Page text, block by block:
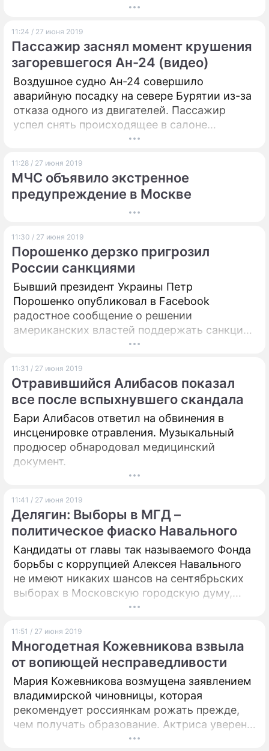
11:24 / 27 июня 2019
Пассажир заснял момент крушения
загоревшегося Ан-24 (видео)
Воздушное судно Ан-24 совершило
аварийную посадку на севере Бурятии из-за
отказа одного из двигателей. Пассажир
успел снять происходящее в салоне
самолета на камеру телефона.
11:28 / 27 июня 2019
МЧС объявило экстренное
предупреждение в Москве
11:30 / 27 июня 2019
Порошенко дерзко пригрозил
России санкциями
Бывший президент Украины Петр
Порошенко опубликовал в Facebook
радостное сообщение о решении
американских властей поддержать санкции
против проекта "Северный поток – 2". Он
энергоносителей в Европу по-прежнему
придется осуществлять через украинскую
территорию.
11:31 / 27 июня 2019
Отравившийся Алибасов показал
все после вспыхнувшего скандала
Бари Алибасов ответил на обвинения в
инсценировке отравления. Музыкальный
продюсер обнародовал медицинский
документ.
11:41 / 27 июня 2019
Делягин: Выборы в МГД –
политическое фиаско Навального
Кандидаты от главы так называемого Фонда
борьбы с коррупцией Алексея Навального
не имеют никаких шансов на сентябрьских
выборах в Московскую городскую думу,
уверен политолог и экономист, научный
глобализации Михаил Делягин. По его
мнению, предстоящее голосование станет
политическим фиаско скандального блогера
и его команды.
11:51 / 27 июня 2019
Многодетная Кожевникова взвыла
от вопиющей несправедливости
Мария Кожевникова возмущена заявлением
владимирской чиновницы, которая
рекомендует россиянкам рожать прежде,
чем получать образование. Актриса уверена,
что не следует навязывать свои жизненные